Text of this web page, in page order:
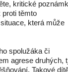
kritické
těmto
která může
spolužáka či
agrese druhých,
Takové